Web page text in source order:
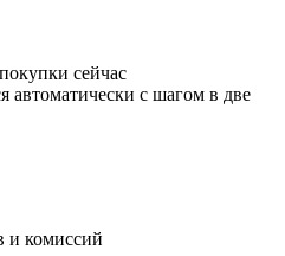
сейчас
автоматически с шагом в две
и комиссий